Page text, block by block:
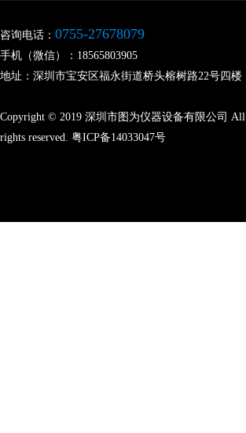
咨询电话： 0755-27678079
手机（微信）：18565803905
地址：深圳市宝安区福永街道桥头榕树路22号四楼
Copyright © 2019 深圳市图为仪器设备有限公司 All
rights reserved. 粤ICP备14033047号